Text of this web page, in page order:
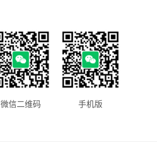
微信二维码 手机版